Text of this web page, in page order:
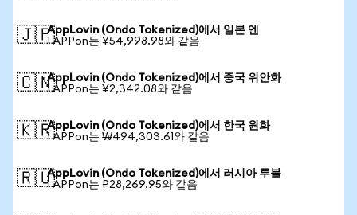
🇯🇵AppLovin (Ondo Tokenized)에서 일본 엔
1 APPon는 ¥54,998.98와 같음
🇨🇳AppLovin (Ondo Tokenized)에서 중국 위안화
1 APPon는 ¥2,342.08와 같음
🇰🇷AppLovin (Ondo Tokenized)에서 한국 원화
1 APPon는 ₩494,303.61와 같음
🇷🇺AppLovin (Ondo Tokenized)에서 러시아 루블
1 APPon는 ₽28,269.95와 같음